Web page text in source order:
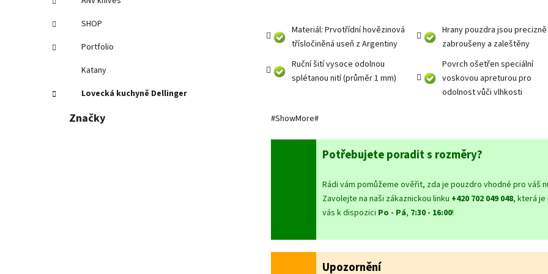
SHOP
Portfolio
Katany
Lovecká kuchyně Dellinger
Značky
Materiál: Prvotřídní hovězinová
třísločiněná useň z Argentiny
Ruční šití vysoce odolnou
splétanou nití (průměr 1 mm)
Hrany pouzdra jsou precizně
zabroušeny a zaleštěny
Povrch ošetřen speciální
voskovou apreturou pro
odolnost vůči vlhkosti
#ShowMore#
Potřebujete poradit s rozměry?
Rádi vám pomůžeme ověřit, zda je pouzdro vhodné pro váš
Zavolejte na naši zákaznickou linku +420 702 049 048, která je
vás k dispozici Po - Pá, 7:30 - 16:00!
Upozornění